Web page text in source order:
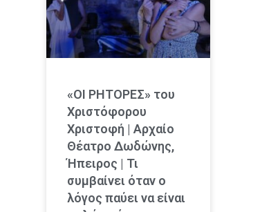
«ΟΙ ΡΗΤΟΡΕΣ» του
Χριστόφορου
Χριστοφή | Αρχαίο
Θέατρο Δωδώνης,
Ήπειρος | Τι
συμβαίνει όταν ο
λόγος παύει να είναι